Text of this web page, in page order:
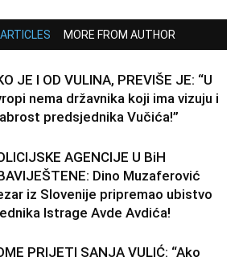
MORE FROM AUTHOR
JE I OD VULINA, PREVIŠE JE: “U
nema državnika koji ima vizuju i
predsjednika Vučića!”
AGENCIJE U BiH
Dino Muzaferović
iz Slovenije pripremao ubistvo
Istrage Avde Avdića!
PRIJETI SANJA VULIĆ: “Ako